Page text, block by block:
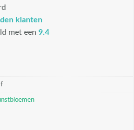
klanten
met een 9.4